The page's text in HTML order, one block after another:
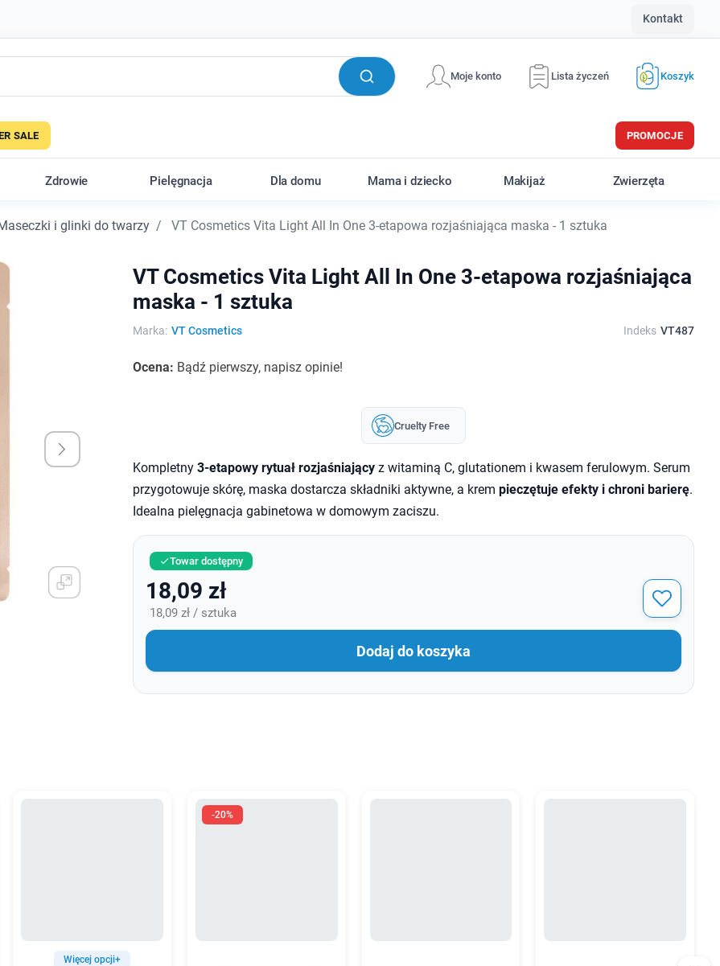
Kontakt
Moje konto Lista życzeń Koszyk
SALE PROMOCJE
Zdrowie Pielęgnacja Dla domu Mama i dziecko Makijaż Zwierzęta
i glinki do twarzy VT Cosmetics Vita Light All In One 3-etapowa rozjaśniająca maska - 1 sztuka
VT Cosmetics Vita Light All In One 3-etapowa rozjaśniająca
maska - 1 sztuka
Marka: VT Cosmetics Indeks VT487
Ocena: Bądź pierwszy, napisz opinie!
Cruelty Free
Kompletny 3-etapowy rytuał rozjaśniającyz witaminą C, glutationem i kwasem ferulowym. Serum
przygotowuje skórę, maska dostarcza składniki aktywne, a krem pieczętuje efekty i chroni barierę.
Idealna pielęgnacja gabinetowa w domowym zaciszu.
Towar dostępny
18,09 zł
18,09 zł / sztuka
Dodaj do koszyka
Więcej opcji+
-20%